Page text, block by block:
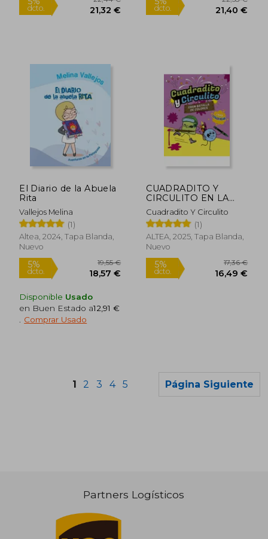
5%
dcto.
26,38 € 5%
dcto.
10,62 €
El Diario de la Abuela
Rita
Vallejos Melina
(1)
Altea, 2024, Tapa Blanda,
Nuevo
Disponible Usado
en Buen Estado a12,91 €
Comprar Usado
CUADRADITO Y
CIRCULITO EN LA
GRAN BATALL
Cuadradito Y Circulito
(1)
ALTEA, 2025, Tapa Blanda,
Nuevo
1 2 3 4 5 Página Siguiente
Partners Logísticos